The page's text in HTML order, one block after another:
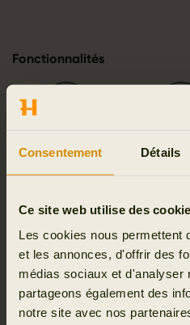
Consentement Détails
Ce site web utilise des
Les cookies nous permettent
et les annonces, d'offrir des
médias sociaux et d'analyser
partageons également des
notre site avec nos
Fonctionnalités
Évacuant la
transpiration
Séchant